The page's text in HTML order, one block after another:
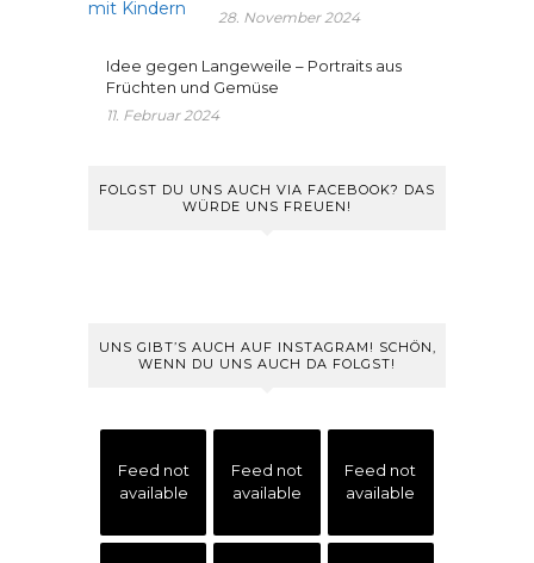
28. November 2024
Idee gegen Langeweile – Portraits aus
Früchten und Gemüse
11. Februar 2024
FOLGST DU UNS AUCH VIA FACEBOOK? DAS
WÜRDE UNS FREUEN!
UNS GIBT’S AUCH AUF INSTAGRAM! SCHÖN,
WENN DU UNS AUCH DA FOLGST!
Feed not
available
Feed not
available
Feed not
available